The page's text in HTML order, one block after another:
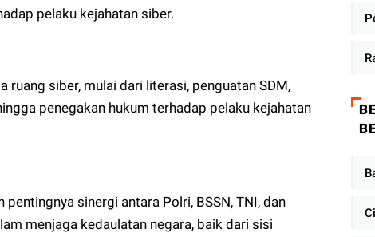
pelaku kejahatan siber.
ruang siber, mulai dari literasi, penguatan SDM,
penegakan hukum terhadap pelaku kejahatan
sinergi antara Polri, BSSN, TNI, dan
menjaga kedaulatan negara, baik dari sisi